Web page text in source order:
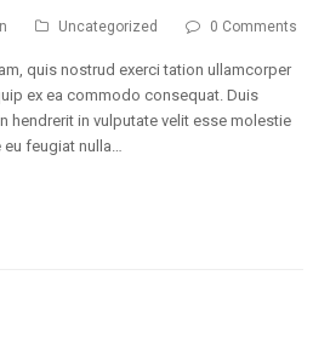
Uncategorized 0 Comments
quis nostrud exerci tation ullamcorper
ex ea commodo consequat. Duis
hendrerit in vulputate velit esse molestie
feugiat nulla…